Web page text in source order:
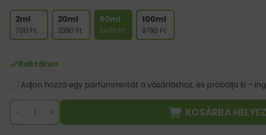
2ml
700 Ft
20ml
3390 Ft
50ml
6490 Ft
100ml
9790 Ft
Raktáron
Adjon hozzá egy parfümmintát a vásárláshoz, és próbálja ki –
KOSÁRBA HELYEZ